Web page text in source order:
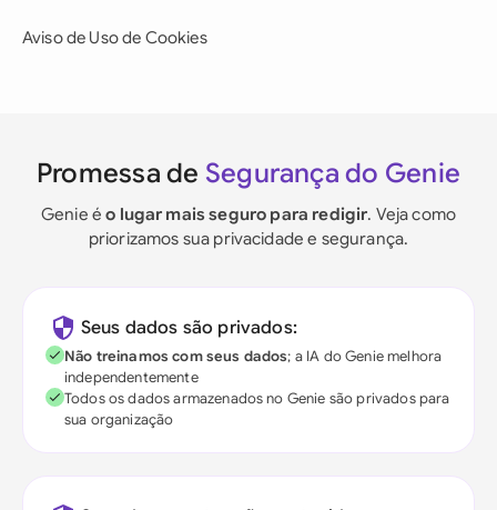
Aviso de Uso de Cookies
Promessa de Segurança do Genie
Genie éo lugar mais seguro para redigir. Veja como
priorizamos sua privacidade e segurança.
Seus dados são privados:
Não treinamos com seus dados; a IA do Genie melhora
independentemente
Todos os dados armazenados no Genie são privados para
sua organização